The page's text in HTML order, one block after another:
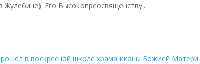
Его Высокопреосвященству...